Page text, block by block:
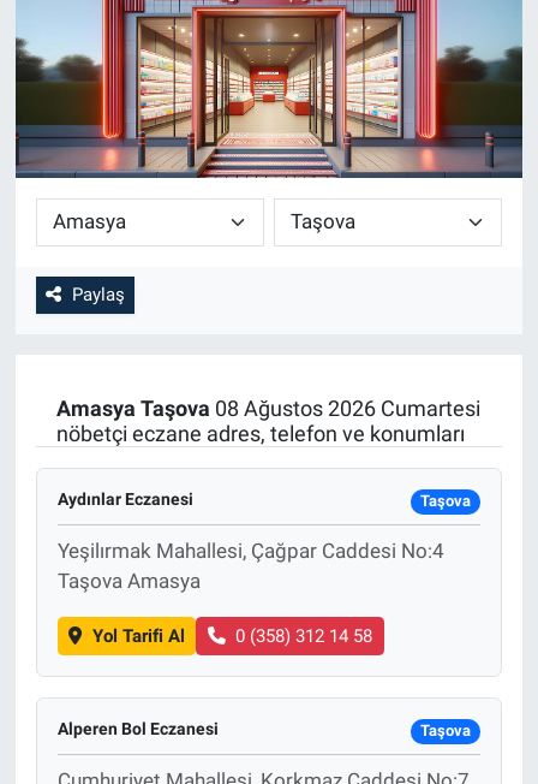
Paylaş
Amasya Taşova 08 Ağustos 2026 Cumartesi
nöbetçi eczane adres, telefon ve konumları
Aydınlar Eczanesi Taşova
Yeşilırmak Mahallesi, Çağpar Caddesi No:4
Taşova Amasya
Yol Tarifi Al 0 (358) 312 14 58
Alperen Bol Eczanesi Taşova
SİYASET
SAĞLIK